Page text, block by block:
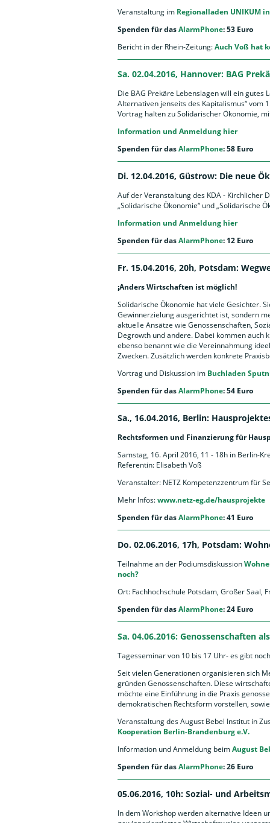
Veranstaltung im Regionalladen UNIKUM
Spenden für dasAlarmPhone: 53 Euro
Bericht in der Rhein-Zeitung:Auch Voß hat
Sa. 02.04.2016, Hannover: BAG
Die BAG Prekäre Lebenslagen will ein gutes
Alternativen jenseits des Kapitalismus“ vom
Vortrag halten zu Solidarischer Ökonomie,
Information und Anmeldung hier
Spenden für dasAlarmPhone: 58 Euro
Di. 12.04.2016, Güstrow: Die neue
Auf der Veranstaltung des KDA - Kirchlicher
„Solidarische Ökonomie“ und „Solidarische
Information und Anmeldung hier
Spenden für dasAlarmPhone: 12 Euro
Fr. 15.04.2016, 20h, Potsdam:
¡Anders Wirtschaften ist möglich!
Solidarische Ökonomie hat viele Gesichter.
Gewinnerzielung ausgerichtet ist, sondern
aktuelle Ansätze wie Genossenschaften,
Degrowth und andere. Dabei kommen auch
ebenso benannt wie die Vereinnahmung
Zwecken. Zusätzlich werden konkrete
Vortrag und Diskussion im Buchladen
Spenden für dasAlarmPhone: 54 Euro
Sa., 16.04.2016, Berlin:
Rechtsformen und Finanzierung für
Samstag, 16. April 2016, 11 - 18h in Berlin-
Referentin: Elisabeth Voß
Veranstalter: NETZ Kompetenzzentrum für
Mehr Infos:www.netz-eg.de/hausprojekte
Spenden für dasAlarmPhone: 41 Euro
Do. 02.06.2016, 17h, Potsdam:
Teilnahme an der Podiumsdiskussion
noch?
Ort: Fachhochschule Potsdam, Großer Saal,
Spenden für dasAlarmPhone: 24 Euro
Sa. 04.06.2016: Genossenschaften
Tagesseminar von 10 bis 17 Uhr- es gibt
Seit vielen Generationen organisieren sich
gründen Genossenschaften. Diese
möchte eine Einführung in die Praxis
demokratischen Rechtsform vorstellen,
Veranstaltung des August Bebel Institut in
Kooperation Berlin-Brandenburg e.V.
Information und Anmeldung beimAugust
Spenden für dasAlarmPhone: 26 Euro
05.06.2016, 10h: Sozial- und
In dem Workshop werden alternative Ideen